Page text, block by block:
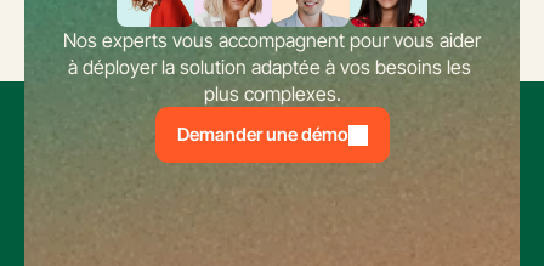
Nos experts vous accompagnent pour vous aider
à déployer la solution adaptée à vos besoins les
plus complexes.
Demander une démo